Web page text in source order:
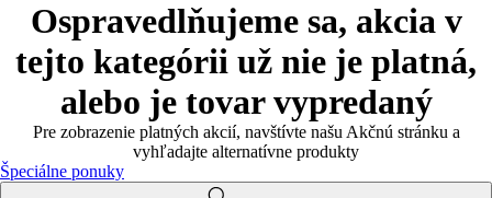
Ospravedlňujeme sa, akcia v
tejto kategórii už nie je platná,
alebo je tovar vypredaný
Pre zobrazenie platných akcií, navštívte našu Akčnú stránku a
vyhľadajte alternatívne produkty
Špeciálne ponuky